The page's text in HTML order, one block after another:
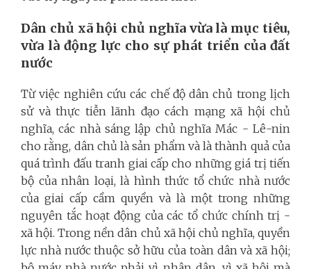
Dân chủ xã hội chủ nghĩa vừa là mục tiêu,
vừa là động lực cho sự phát triển của đất
nước
Từ việc nghiên cứu các chế độ dân chủ trong lịch
sử và thực tiễn lãnh đạo cách mạng xã hội chủ
nghĩa, các nhà sáng lập chủ nghĩa Mác - Lê-nin
cho rằng, dân chủ là sản phẩm và là thành quả của
quá trình đấu tranh giai cấp cho những giá trị tiến
bộ của nhân loại, là hình thức tổ chức nhà nước
của giai cấp cầm quyền và là một trong những
nguyên tắc hoạt động của các tổ chức chính trị -
xã hội. Trong nền dân chủ xã hội chủ nghĩa, quyền
lực nhà nước thuộc sở hữu của toàn dân và xã hội;